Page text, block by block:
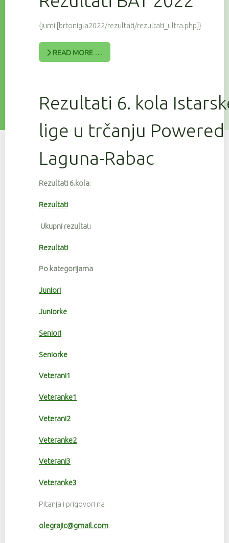
{jumi [brtonigla2022/rezultati/rezultati_ultra.php]}
READ MORE …
Rezultati 6. kola
lige u trčanju Powered
Laguna-Rabac
Rezultati 6.kola:
Rezultati
Ukupni rezultati
Rezultati
Po kategorijama
Juniori
Juniorke
Seniori
Seniorke
Veterani1
Veteranke1
Veterani2
Veteranke2
Veterani3
Veteranke3
Pitanja i prigovori na
olegrajic@gmail.com